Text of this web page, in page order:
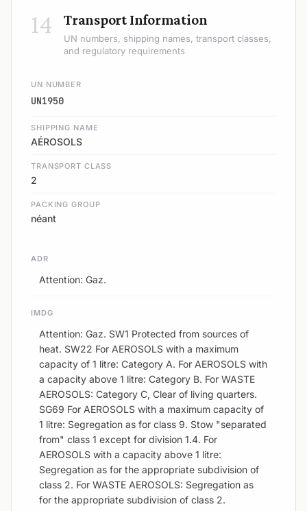
14 Transport Information
UN numbers, shipping names, transport classes,
and regulatory requirements
UN NUMBER
UN1950
SHIPPING NAME
AÉROSOLS
TRANSPORT CLASS
2
PACKING GROUP
néant
ADR
Attention: Gaz.
IMDG
Attention: Gaz. SW1 Protected from sources of
heat. SW22 For AEROSOLS with a maximum
capacity of 1 litre: Category A. For AEROSOLS with
a capacity above 1 litre: Category B. For WASTE
AEROSOLS: Category C, Clear of living quarters.
SG69 For AEROSOLS with a maximum capacity of
1 litre: Segregation as for class 9. Stow "separated
from" class 1 except for division 1.4. For
AEROSOLS with a capacity above 1 litre:
Segregation as for the appropriate subdivision of
class 2. For WASTE AEROSOLS: Segregation as
for the appropriate subdivision of class 2.